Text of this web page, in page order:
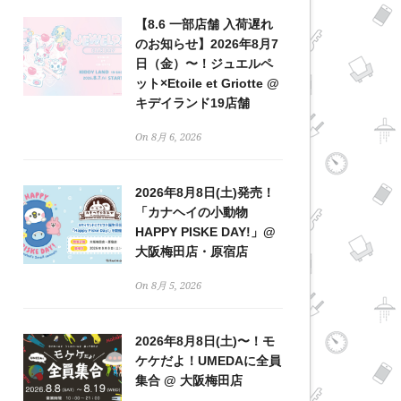
【8.6 一部店舗 入荷遅れ
のお知らせ】2026年8月7
日（金）〜！ジュエルペ
ット×Etoile et Griotte @
キデイランド19店舗
On 8月 6, 2026
2026年8月8日(土)発売！
「カナヘイの小動物
HAPPY PISKE DAY!」@
大阪梅田店・原宿店
On 8月 5, 2026
2026年8月8日(土)〜！モ
ケケだよ！UMEDAに全員
集合 @ 大阪梅田店